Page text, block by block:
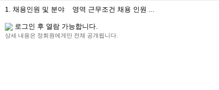
1. 채용인원 및 분야 영역 근무조건 채용 인원 ...
로그인 후 열람 가능합니다.
상세 내용은 정회원에게만 전체 공개됩니다.